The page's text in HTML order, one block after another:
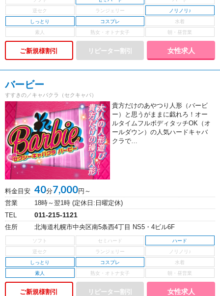
ノリノリ♪
しっとり
コスプレ
ご新規様割引 女性求人
バービー
すすきの／キャバクラ（セクキャバ）
貴方だけのあやつり人形（バービ
ー）と思うがままに戯れろ！オー
ルタイムフルボディタッチOK（オ
ールダウン）の人気ハードキャバ
クラで…
料金目安 40分7,000円～
営業
18時～翌1時 (定休日:日曜定休)
TEL
011-215-1121
住所 北海道札幌市中央区南5条西4丁目 NS5・4ビル6F
ハード
しっとり
コスプレ
素人
ご新規様割引 女性求人